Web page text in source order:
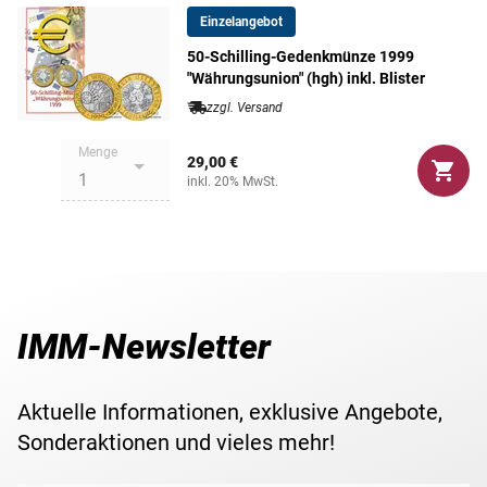
Die vorliegende 50-Schilling-Gedenkmünze aus dem Jahr
1999 wurde zum Thema "Währungsunion" geprägt.
Ein bedeutendes Andenken an die Schillingzeit - jetzt
Maße 27,00 mm
Gewicht 8,15 g
Einzelangebot
50-Schilling-Gedenkmünze 1999
"Währungsunion" (hgh) inkl. Blister
zzgl. Versand
Menge
29,00 €
inkl. 20% MwSt.
IMM-Newsletter
Aktuelle Informationen, exklusive Angebote,
Sonderaktionen und vieles mehr!